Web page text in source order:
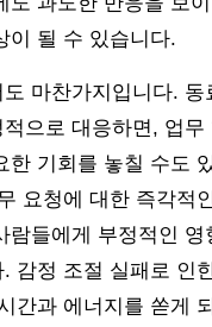
이 될 수 있습니다.
마찬가지입니다. 동
으로 대응하면, 업무
한 기회를 놓칠 수도
요청에 대한 즉각적
람들에게 부정적인 영
감정 조절 실패로 인
간과 에너지를 쏟게